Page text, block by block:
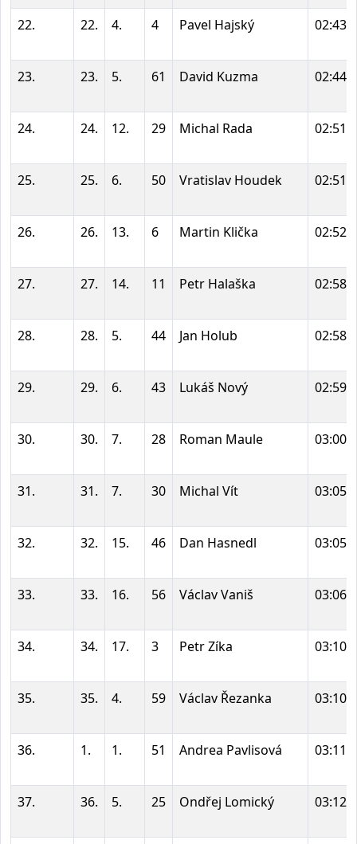
22. 22. 4. 4 Pavel Hajský
23. 23. 5. 61 David Kuzma
24. 24. 12. 29 Michal Rada
25. 25. 6. 50 Vratislav Houdek
26. 26. 13. 6 Martin Klička
27. 27. 14. 11 Petr Halaška
28. 28. 5. 44 Jan Holub
29. 29. 6. 43 Lukáš Nový
30. 30. 7. 28 Roman Maule
31. 31. 7. 30 Michal Vít
32. 32. 15. 46 Dan Hasnedl
33. 33. 16. 56 Václav Vaniš
34. 34. 17. 3 Petr Zíka
35. 35. 4. 59 Václav Řezanka
36. 1. 1. 51 Andrea Pavlisová
37. 36. 5. 25 Ondřej Lomický